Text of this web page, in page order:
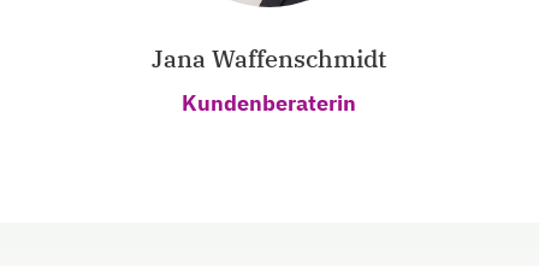
Jana Waffenschmidt
Kundenberaterin